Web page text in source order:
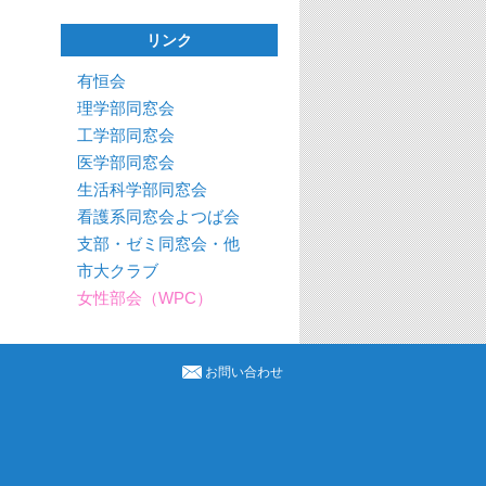
リンク
有恒会
理学部同窓会
工学部同窓会
医学部同窓会
生活科学部同窓会
看護系同窓会よつば会
支部・ゼミ同窓会・他
市大クラブ
女性部会（WPC）
お問い合わせ